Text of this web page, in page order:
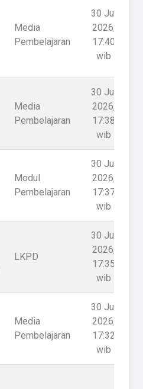
Media
Pembelajaran
30 Jul
2026,
17:40
wib
Media
Pembelajaran
30 Jul
2026,
17:38
wib
Modul
Pembelajaran
30 Jul
2026,
17:37
wib
LKPD
30 Jul
2026,
17:35
wib
Media
Pembelajaran
30 Jul
2026,
17:32
wib